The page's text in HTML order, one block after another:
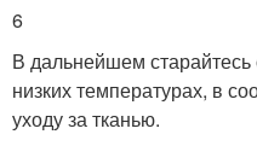
6
В дальнейшем
низких температурах, в
уходу за тканью.